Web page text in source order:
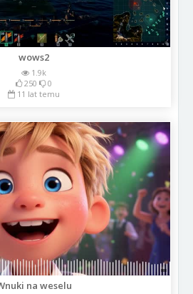
wows2
1.9k
250
0
11 lat temu
na weselu